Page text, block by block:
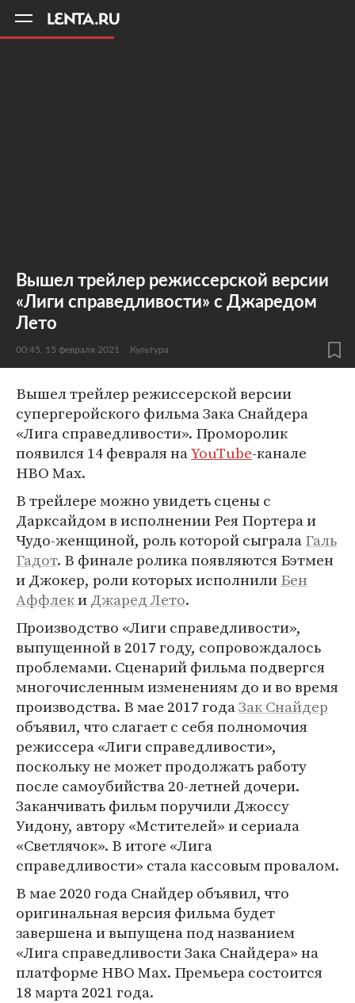
Вышел трейлер режиссерской версии
«Лиги справедливости» с Джаредом
Лето
00:45, 15 февраля 2021 Культура
Вышел трейлер режиссерской версии
супергеройского фильма Зака Снайдера
«Лига справедливости». Проморолик
появился 14 февраля наYouTube-канале
HBO Max.
В трейлере можно увидеть сцены с
Дарксайдом в исполнении Рея Портера и
Чудо-женщиной, роль которой сыгралаГаль
Гадот. В финале ролика появляются Бэтмен
и Джокер, роли которых исполнилиБен
АффлекиДжаред Лето.
Производство «Лиги справедливости»,
выпущенной в 2017 году, сопровождалось
проблемами. Сценарий фильма подвергся
многочисленным изменениям до и во время
производства. В мае 2017 годаЗак Снайдер
объявил, что слагает с себя полномочия
режиссера «Лиги справедливости»,
поскольку не может продолжать работу
после самоубийства 20-летней дочери.
Заканчивать фильм поручили Джоссу
Уидону, автору «Мстителей» и сериала
«Светлячок». В итоге «Лига
справедливости» стала кассовым провалом.
В мае 2020 года Снайдер объявил, что
оригинальная версия фильма будет
завершена и выпущена под названием
«Лига справедливости Зака Снайдера» на
платформе HBO Max. Премьера состоится
18 марта 2021 года.